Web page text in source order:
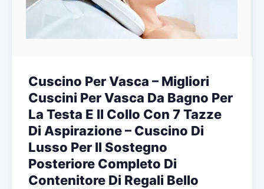
Cuscino Per Vasca – Migliori
Cuscini Per Vasca Da Bagno Per
La Testa E Il Collo Con 7 Tazze
Di Aspirazione – Cuscino Di
Lusso Per Il Sostegno
Posteriore Completo Di
Contenitore Di Regali Bello